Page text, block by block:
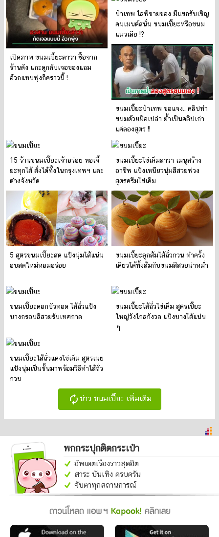
เปิดภาพ ขนมเปี๊ยะลาวา ซื้อจาก
ร้านดัง แกะดูกลับเจอของแถม
อ้วกแทบพุ่งก็คราวนี้ !
ป๋าเทพ ไลฟ์ขายของ มีแขกรับเชิญ
คนเมนต์สนั่น ขนมเปี๊ยะหรือขนม
แมวเลีย !?
ขนมเปี๊ยะป๋าเทพ ขอแจง.. คลิปทำ
ขนมด้วยมือเปล่า ย้ำเป็นคลิปเก่า
แค่ลองสูตร !!
15 ร้านขนมเปี๊ยะเจ้าอร่อย หอเจี๊
ยะทุกไส้ สั่งได้ทั้งในกรุงเทพฯ และ
ต่างจังหวัด
ขนมเปี๊ยะไข่เค็มลาวา เมนูสร้าง
อาชีพ แป้งเหนียวนุ่มสีสวยพ่วง
สูตรครีมไข่เค็ม
5 สูตรขนมเปี๊ยะสด แป้งนุ่มไส้แน่น
อบสดใหม่หอมอร่อย
ขนมเปี๊ยะลูกส้มไส้ถั่วกวน ทำครั้ง
เดียวได้ทั้งส้มกับขนมสีสวยน่าหม่ำ
ขนมเปี๊ยะดอกบัวทอด ไส้ถั่วแป้ง
บางกรอบสีสวยรับเทศกาล
ขนมเปี๊ยะไส้ถั่วไข่เค็ม สูตรเปี๊ยะ
ใหญ่วังไกลกังวล แป้งบางไส้แน่น
ๆ
ขนมเปี๊ยะไส้ถั่วแดงไข่เค็ม สูตรเนย
แป้งนุ่มเป็นชั้นมาพร้อมวิธีทำไส้ถั่ว
กวน
autorenew ข่าว ขนมเปี๊ยะ เพิ่มเติม
พกกระปุกติดกระเป๋า
อัพเดตเรื่องราวสุดฮิต
สาระ บันเทิง ครบครัน
จับตาทุกสถานการณ์